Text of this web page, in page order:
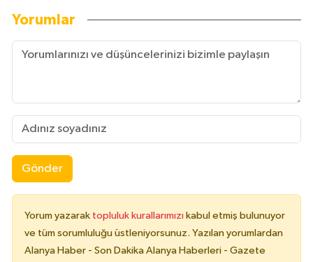
Yorumlar
Gönder
Yorum yazarak topluluk kurallarımızı kabul etmiş bulunuyor
ve tüm sorumluluğu üstleniyorsunuz. Yazılan yorumlardan
Alanya Haber - Son Dakika Alanya Haberleri - Gazete